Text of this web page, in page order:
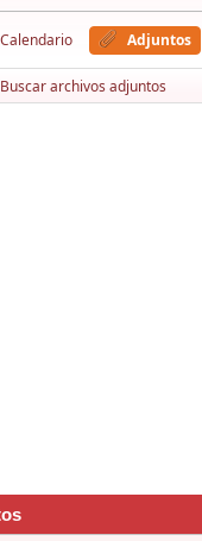
Calendario Adjuntos
Buscar archivos adjuntos